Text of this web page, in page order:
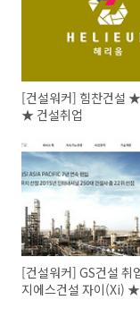
[건설워커] 힘찬건설
★ 건설취업
[건설워커] GS건설
지에스건설 자이(Xi)